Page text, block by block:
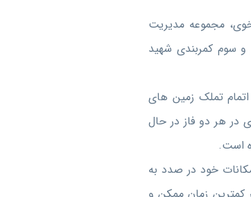
مجموعه مدیریت
و سوم کمربندی شهید
تملک زمین های
در هر دو فاز در حال
است.
خود در صدد به